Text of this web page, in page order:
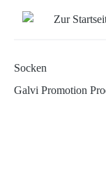
Zum Hauptinhalt
Socken
Galvi Promotion